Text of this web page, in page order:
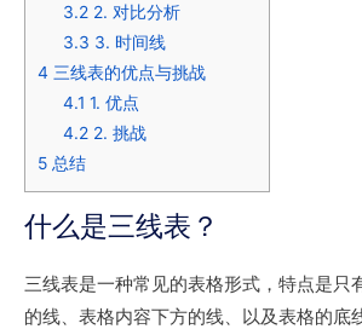
3.22. 对比分析
3.3 3. 时间线
4 三线表的优点与挑战
4.1 1. 优点
4.22. 挑战
5 总结
什么是三线表？
三线表是一种常见的表格形式，特点是只
的线、表格内容下方的线、以及表格的底